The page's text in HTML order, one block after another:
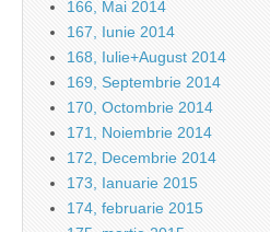
166, Mai 2014
167, Iunie 2014
168, Iulie+August 2014
169, Septembrie 2014
170, Octombrie 2014
171, Noiembrie 2014
172, Decembrie 2014
173, Ianuarie 2015
174, februarie 2015